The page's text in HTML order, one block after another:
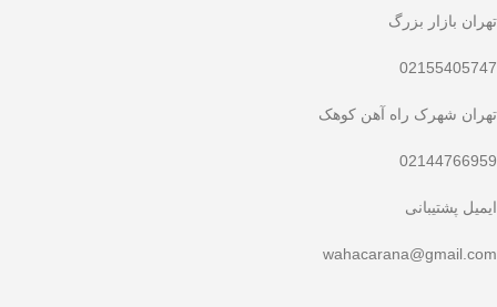
تهران بازار بزرگ
02155405747
تهران شهرک راه آهن کوهک
02144766959
ایمیل پشتیبانی
wahacarana@gmail.com